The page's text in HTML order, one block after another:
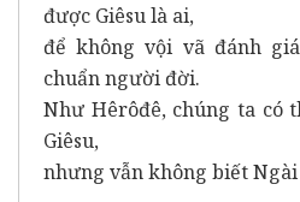
được Giêsu là ai,
để không vội vã đánh
chuẩn người đời.
Như Hêrôđê, chúng ta có
Giêsu,
nhưng vẫn không biết Ngài